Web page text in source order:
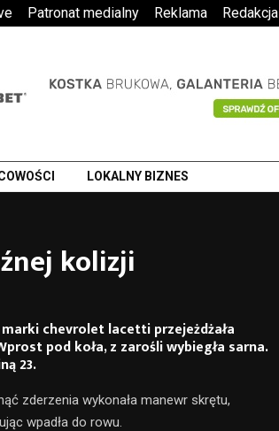
Patronat medialny Reklama Redakcja
LOKALNY BIZNES
kolizji
chevrolet lacetti przejeżdżała
pod koła, z zarośli wybiegła sarna.
23.
zderzenia wykonała manewr skrętu,
wpadła do rowu.